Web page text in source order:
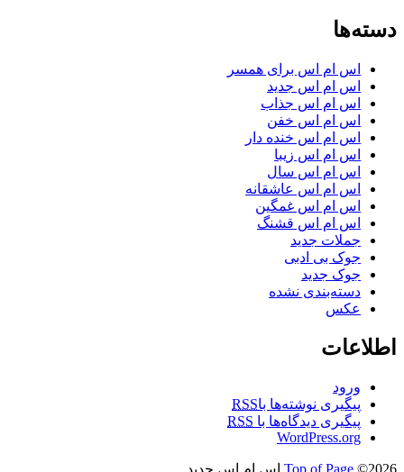
دسته‌ها
اس ام اس برای همسر
اس ام اس جدید
اس ام اس جذاب
اس ام اس خفن
اس ام اس خنده دار
اس ام اس زیبا
اس ام اس سال
اس ام اس عاشقانه
اس ام اس غمگین
اس ام اس قشنگ
جملات جدید
جوک بی ادبی
جوک جدید
دسته‌بندی نشده
عکس
اطلاعات
ورود
پیگیری نوشته‌ها باRSS
پیگیری دیدگاه‌ها با RSS
WordPress.org
Top of Page ©2026 اس ام اس جدید